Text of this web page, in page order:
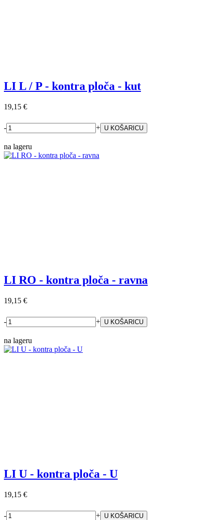
LI L / P - kontra ploča - kut
19,15 €
- +
na lageru
LI RO - kontra ploča - ravna
19,15 €
- +
na lageru
LI U - kontra ploča - U
19,15 €
- +